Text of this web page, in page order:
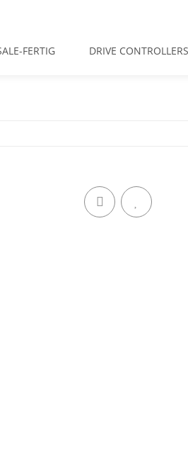
FERTIG DRIVE CONTROLLERS